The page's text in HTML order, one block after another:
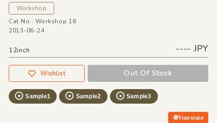
Workshop
Cat No.: Workshop 16
2013-06-24
12inch ---- JPY
Wishlist Out Of Stock
Sample1 Sample2 Sample3
Translate